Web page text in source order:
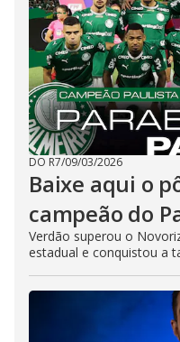
DO R7/09/03/2026
Baixe aqui o
campeão do
Verdão superou o
estadual e conquistou a